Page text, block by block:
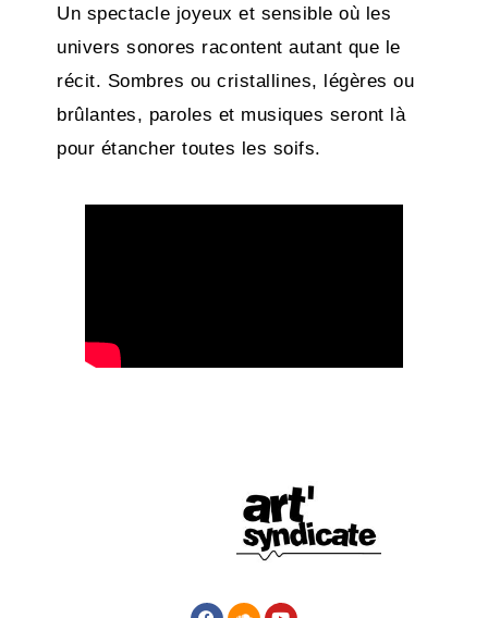
Un spectacle joyeux et sensible où les
univers sonores racontent autant que le
récit. Sombres ou cristallines, légères ou
brûlantes, paroles et musiques seront là
pour étancher toutes les soifs.